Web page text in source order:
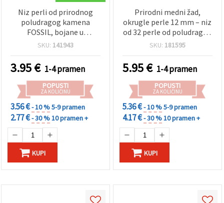
Niz perli od prirodnog
poludragog kamena
FOSSIL, bojane u
ljubičastoj boji, okrugle
izradu nakita
SKU: 141943
3.95€ 1-4 pramen
POPUSTI
ZA KOLIČINU
3.56 €- 10 %5-9 pramen
2.77 €- 30 %10 pramen +
KUPI
Prirodni medni žad,
okrugle perle 12 mm – niz
od 32 perle od poludragog
kamena za izradu nakita,
SKU: 181595
5.95€ 1-4 pramen
POPUSTI
ZA KOLIČINU
5.36 €- 10 %5-9 pramen
4.17 €- 30 %10 pramen +
KUPI